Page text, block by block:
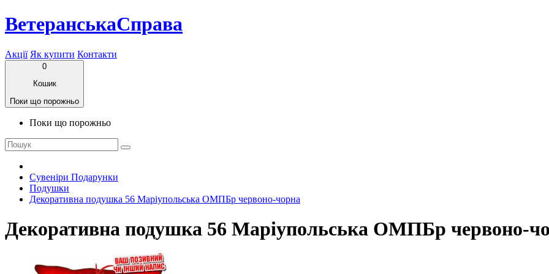
ВетеранськаСправа
Акції Як купити Контакти
0
Кошик
Поки що порожньо
Поки що порожньо
Сувеніри Подарунки
Подушки
Декоративна подушка 56 Маріупольська ОМПБр червоно-чорна
Декоративна подушка 56 Маріупольська ОМПБр червоно-